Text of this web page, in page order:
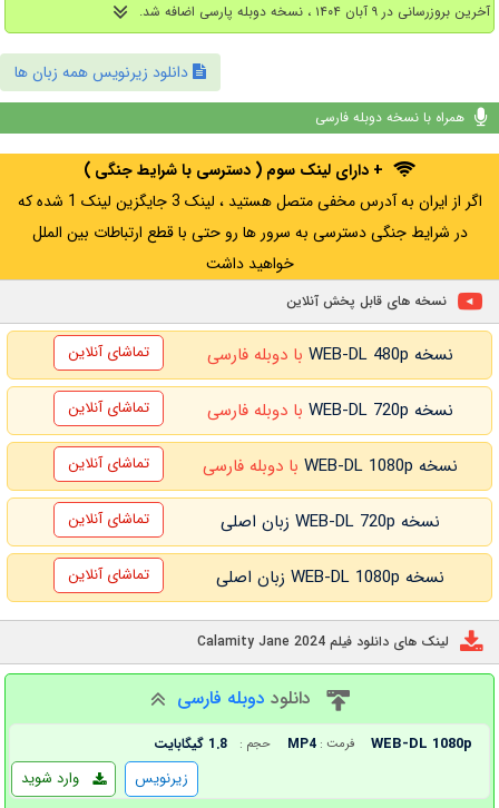
آخرین بروزرسانی در ۹ آبان ۱۴۰۴ ، نسخه دوبله پارسی اضافه شد.
دانلود زیرنویس همه زبان ها
همراه با نسخه دوبله فارسی
+ دارای لینک سوم ( دسترسی با شرایط جنگی )
اگر از ایران به آدرس مخفی متصل هستید ، لینک 3 جایگزین لینک 1 شده که
در شرایط جنگی دسترسی به سرور ها رو حتی با قطع ارتباطات بین الملل
خواهید داشت
نسخه های قابل پخش آنلاین
نسخه WEB-DL 480p با دوبله فارسی تماشای آنلاین
نسخه WEB-DL 720p با دوبله فارسی تماشای آنلاین
نسخه WEB-DL 1080p با دوبله فارسی تماشای آنلاین
نسخه WEB-DL 720p زبان اصلی تماشای آنلاین
نسخه WEB-DL 1080p زبان اصلی تماشای آنلاین
لینک های دانلود فیلم Calamity Jane 2024
دانلود دوبله فارسی
WEB-DL 1080p فرمت : MP4 حجم : 1.8 گیگابایت
وارد شوید زیرنویس